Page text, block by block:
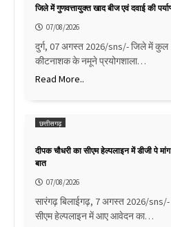
जिले में गुणवत्तायुक्त खाद बीज एवं दवाई की
07/08/2026
दुर्ग, 07 अगस्त 2026/sns/- जिले में कुल
कीटनाशक के नमूने प्रयोगशाला…
Read More..
छत्तीसगढ़
दीपक चौधरी का सीएम हेल्पलाइन में डीजी पे
बात
07/08/2026
सारंगढ़ बिलाईगढ़, 7 अगस्त 2026/sns/-
सीएम हेल्पलाइन में आए आवेदन का…